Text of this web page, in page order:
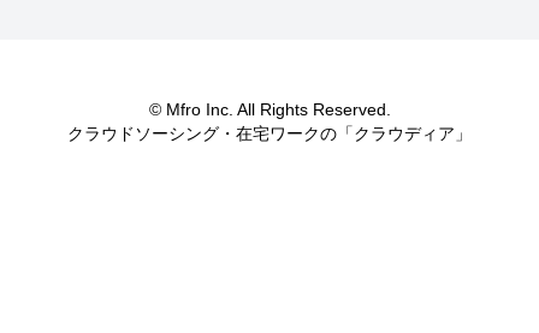
© Mfro Inc. All Rights Reserved.
クラウドソーシング・在宅ワークの「クラウディア」